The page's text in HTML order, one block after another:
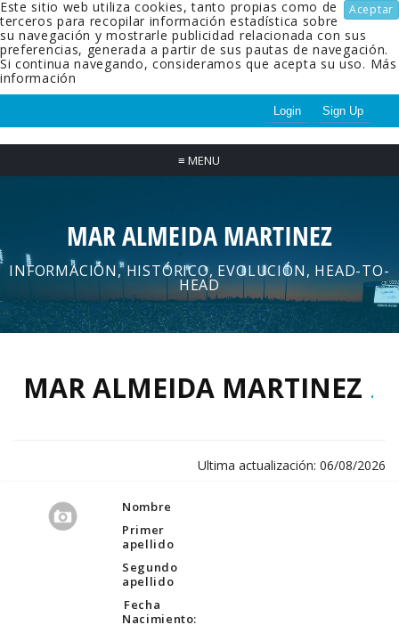
Aceptar
Este sitio web utiliza cookies, tanto propias como de
terceros para recopilar información estadística sobre
su navegación y mostrarle publicidad relacionada con sus
preferencias, generada a partir de sus pautas de navegación.
Si continua navegando, consideramos que acepta su uso. Más
información
Login Sign Up
≡ MENU
MAR ALMEIDA MARTINEZ
INFORMACIÓN, HISTÓRICO, EVOLUCIÓN, HEAD-TO-
HEAD
MAR ALMEIDA MARTINEZ .
Ultima actualización: 06/08/2026
Nombre
Primer
apellido
Segundo
apellido
Fecha
Nacimiento: